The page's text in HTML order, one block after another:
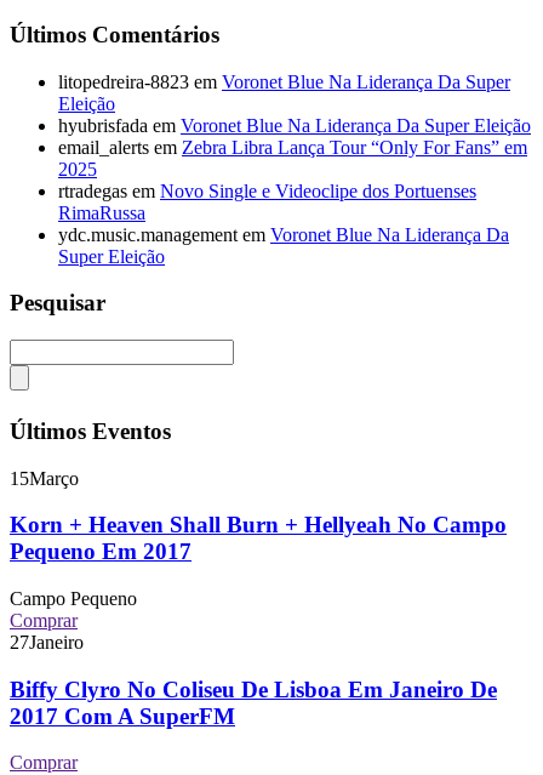
Últimos Comentários
litopedreira-8823 em Voronet Blue Na Liderança Da Super
Eleição
hyubrisfada em Voronet Blue Na Liderança Da Super Eleição
email_alerts em Zebra Libra Lança Tour “Only For Fans” em
2025
rtradegas em Novo Single e Videoclipe dos Portuenses
RimaRussa
ydc.music.management em Voronet Blue Na Liderança Da
Super Eleição
Pesquisar
Últimos Eventos
15Março
Korn + Heaven Shall Burn + Hellyeah No Campo
Pequeno Em 2017
Campo Pequeno
Comprar
27Janeiro
Biffy Clyro No Coliseu De Lisboa Em Janeiro De
2017 Com A SuperFM
Comprar